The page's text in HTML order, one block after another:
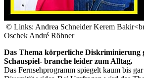
© Links: Andrea Schneider Kerem
Oschek André Röhner
Das Thema körperliche Diskriminierung
Schauspiel- branche leider zum Alltag.
Das Fernsehprogramm spiegelt kaum bis